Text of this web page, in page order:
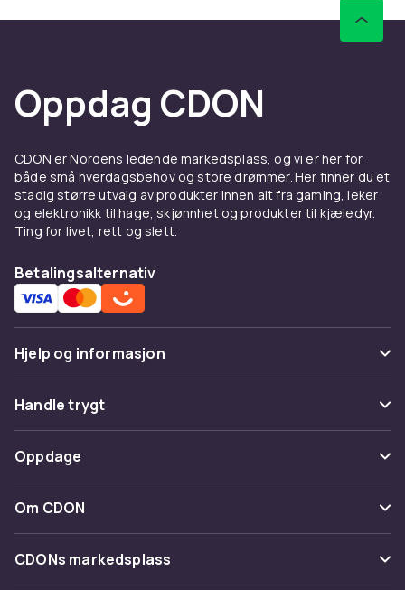
Oppdag CDON
CDON er Nordens ledende markedsplass, og vi er her for
både små hverdagsbehov og store drømmer. Her finner du et
stadig større utvalg av produkter innen alt fra gaming, leker
og elektronikk til hage, skjønnhet og produkter til kjæledyr.
Ting for livet, rett og slett.
Betalingsalternativ
Hjelp og informasjon
Vanlige spørsmål
Spor pakke
Angre & returner her
Kontakt oss
Handle trygt
Betaling
Levering
Tilbakekallinger
Oppdage
Kategorier
Varemerker
Om CDON
Om oss
CDONs markedsplass